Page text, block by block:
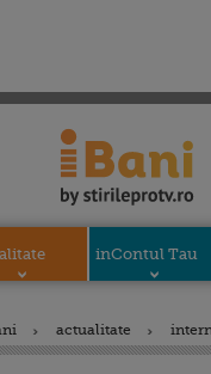
inContul Tau
actualitate